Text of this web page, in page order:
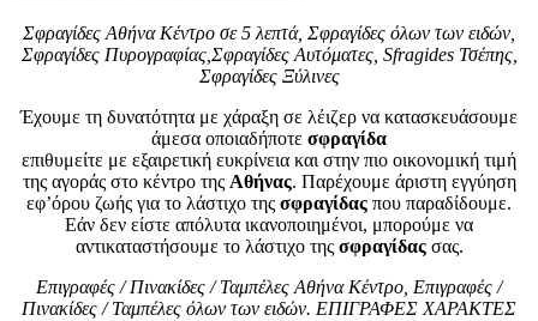
Σφραγίδες Αθήνα Κέντρο σε 5 λεπτά, Σφραγίδες όλων των ειδών,
Σφραγίδες Πυρογραφίας,Σφραγίδες Αυτόματες, Sfragides Τσέπης,
Σφραγίδες Ξύλινες
Έχουμε τη δυνατότητα με χάραξη σε λέιζερ να κατασκευάσουμε
άμεσα οποιαδήποτε σφραγίδα
επιθυμείτε με εξαιρετική ευκρίνεια και στην πιο οικονομική τιμή
της αγοράς στο κέντρο της Αθήνας. Παρέχουμε άριστη εγγύηση
εφ’όρου ζωής για το λάστιχο της σφραγίδας που παραδίδουμε.
Εάν δεν είστε απόλυτα ικανοποιημένοι, μπορούμε να
αντικαταστήσουμε το λάστιχο της σφραγίδαςσας.
Επιγραφές / Πινακίδες / Ταμπέλες Αθήνα Κέντρο, Επιγραφές /
Πινακίδες / Ταμπέλες όλων των ειδών. ΕΠΙΓΡΑΦΕΣ ΧΑΡΑΚΤΕΣ